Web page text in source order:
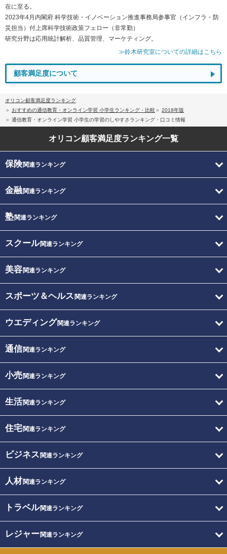
在に至る。
2023年4月内閣府 科学技術・イノベーション推進事務局参事官（インフラ・防
災担当）付上席科学技術政策フェロー（非常勤）
研究分野は応用統計解析、品質管理、マーケティング。
≫鈴木研究室についての詳細はこちら
顧客満足度について
オリコン顧客満足度ランキング
おすすめの通信教育・オンライン学習 小学生ランキング・比較
2018年版
通信教育・オンライン学習 小学生の学習のしやすさランキング・口コミ情報
オリコン顧客満足度ランキング一覧
保険関連ランキング
金融関連ランキング
塾関連ランキング
スクール関連ランキング
美容関連ランキング
スポーツ＆ヘルス 関連ランキング
ウエディング関連ランキング
通信関連ランキング
小売関連ランキング
生活関連ランキング
住宅関連ランキング
ビジネス 関連ランキング
人材関連ランキング
トラベル関連ランキング
レジャー関連ランキング